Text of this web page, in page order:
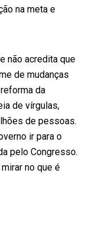
na meta e
não acredita que
de mudanças
da
de vírgulas,
de pessoas.
ir para o
pelo Congresso.
no que é